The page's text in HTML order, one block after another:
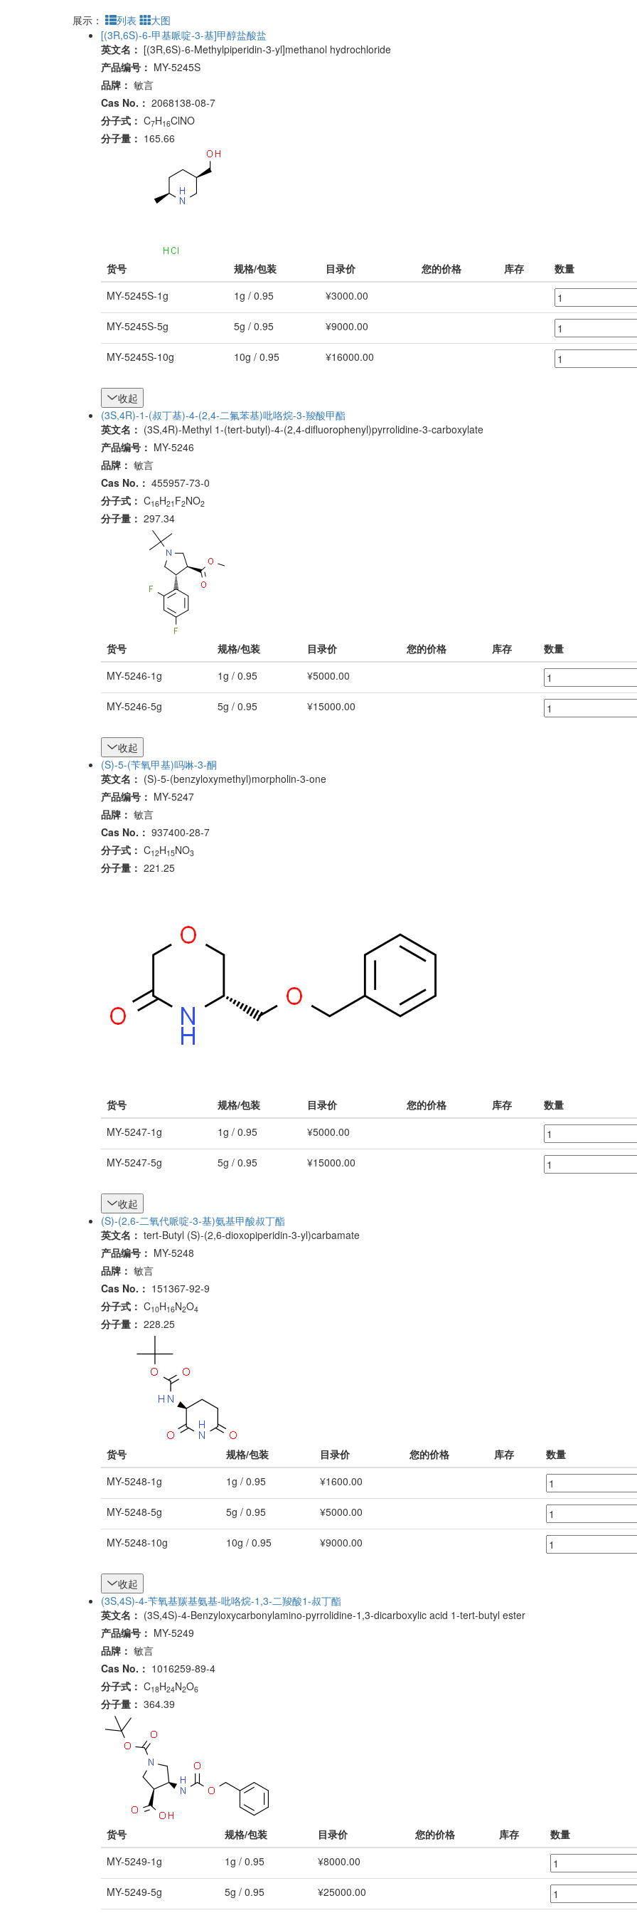
展示： 列表
大图
[(3R,6S)-6-甲基哌啶-3-基]甲醇盐酸盐
英文名： [(3R,6S)-6-Methylpiperidin-3-yl]methanol hydrochloride
产品编号： MY-5245S
品牌： 敏言
Cas No.： 2068138-08-7
分子式： C7H16ClNO
分子量： 165.66
货号 规格/包装 目录价 您的价格 库存 数量
MY-5245S-1g
1g / 0.95 ¥3000.00
MY-5245S-5g
5g / 0.95 ¥9000.00
MY-5245S-10g
10g / 0.95 ¥16000.00
收起
(3S,4R)-1-(叔丁基)-4-(2,4-二氟苯基)吡咯烷-3-羧酸甲酯
英文名： (3S,4R)-Methyl 1-(tert-butyl)-4-(2,4-difluorophenyl)pyrrolidine-3-carboxylate
产品编号： MY-5246
品牌： 敏言
Cas No.： 455957-73-0
分子式： C16H21 F2NO2
分子量： 297.34
货号 规格/包装 目录价 您的价格 库存 数量
MY-5246-1g
1g / 0.95 ¥5000.00
MY-5246-5g
5g / 0.95 ¥15000.00
收起
(S)-5-(苄氧甲基)吗啉-3-酮
英文名： (S)-5-(benzyloxymethyl)morpholin-3-one
产品编号： MY-5247
品牌： 敏言
Cas No.： 937400-28-7
分子式： C12H15NO3
分子量： 221.25
货号 规格/包装 目录价 您的价格 库存 数量
MY-5247-1g
1g / 0.95 ¥5000.00
MY-5247-5g
5g / 0.95 ¥15000.00
收起
(S)-(2,6-二氧代哌啶-3-基)氨基甲酸叔丁酯
英文名： tert-Butyl (S)-(2,6-dioxopiperidin-3-yl)carbamate
产品编号： MY-5248
品牌： 敏言
Cas No.： 151367-92-9
分子式： C10H16N2O4
分子量： 228.25
货号 规格/包装 目录价 您的价格 库存 数量
MY-5248-1g
1g / 0.95 ¥1600.00
MY-5248-5g
5g / 0.95 ¥5000.00
MY-5248-10g
10g / 0.95 ¥9000.00
收起
(3S,4S)-4-苄氧基羰基氨基-吡咯烷-1,3-二羧酸1-叔丁酯
英文名： (3S,4S)-4-Benzyloxycarbonylamino-pyrrolidine-1,3-dicarboxylic acid 1-tert-butyl ester
产品编号： MY-5249
品牌： 敏言
Cas No.： 1016259-89-4
分子式： C18H24N2O6
分子量： 364.39
货号 规格/包装 目录价 您的价格 库存 数量
MY-5249-1g
1g / 0.95 ¥8000.00
MY-5249-5g
5g / 0.95 ¥25000.00